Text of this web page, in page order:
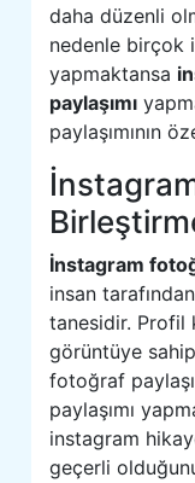
daha düzenli
nedenle birçok
yapmaktansa
paylaşımı
paylaşımının
İnstagram
insan
tanesidir. Profil
görüntüye
fotoğraf
paylaşımı
instagram
geçerli